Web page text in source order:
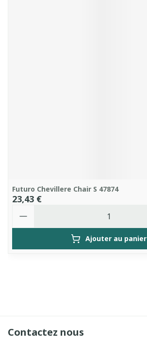
Futuro Chevillere Chair S 47874
23,43 €
Ajouter au panier
Contactez nous